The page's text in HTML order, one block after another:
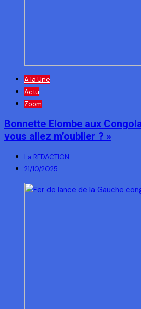
A la Une
Actu
Zoom
Bonnette Elombe aux
vous allez m’oublier ? »
La REDACTION
21/10/2025